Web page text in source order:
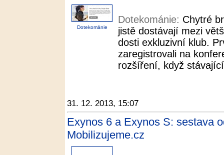
Dotekománie
Dotekománie: Chytré
jistě dostávají mezi
dosti exkluzivní klub.
zaregistrovali na
rozšíření, když
31. 12. 2013, 15:07
Exynos 6 a Exynos S: sestava
Mobilizujeme.cz